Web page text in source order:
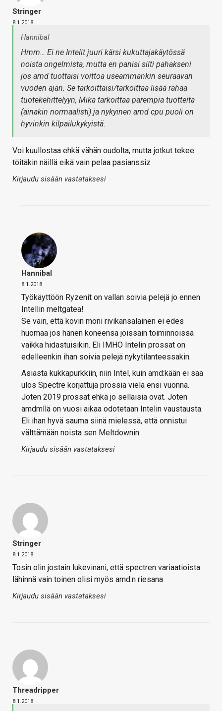
Stringer
8.1.2018
Hannibal
Hmm… Ei ne Intelit juuri kärsi kukuttajakäytössä
noista ongelmista, mutta en panisi silti pahakseni
jos amd tuottaisi voittoa useammankin seuraavan
vuoden ajan. Se tarkoittaisi/tarkoittaa lisää rahaa
tuotekehittelyyn, Mika tarkoittaa parempia tuotteita
(ainakin normaalisti) ja nykyinen amd cpu puoli on
hyvinkin kilpailukykyistä.
Voi kuullostaa ehkä vähän oudolta, mutta jotkut tekee
töitäkin näillä eikä vain pelaa pasianssiz
Kirjaudu sisään vastataksesi
Hannibal
8.1.2018
Työkäyttöön Ryzenit on vallan soivia pelejä jo ennen
Intellin meltgatea!
Se vain, että kovin moni rivikansalainen ei edes
huomaa jos hänen koneensa joissain toiminnoissa
vaikka hidastuisikin. Eli IMHO Intelin prossat on
edelleenkin ihan soivia pelejä nykytilanteessakin.
Asiasta kukkapurkkiin, niin Intel, kuin amd:kään ei saa
ulos Spectre korjattuja prossia vielä ensi vuonna.
Joten 2019 prossat ehkä jo sellaisia ovat. Joten
amdmllä on vuosi aikaa odotetaan Intelin vaustausta.
Eli ihan hyvä sauma siinä mielessä, että onnistui
välttämään noista sen Meltdownin.
Kirjaudu sisään vastataksesi
Stringer
8.1.2018
Tosin olin jostain lukevinani, että spectren variaatioista
lähinnä vain toinen olisi myös amd:n riesana
Kirjaudu sisään vastataksesi
Threadripper
8.1.2018